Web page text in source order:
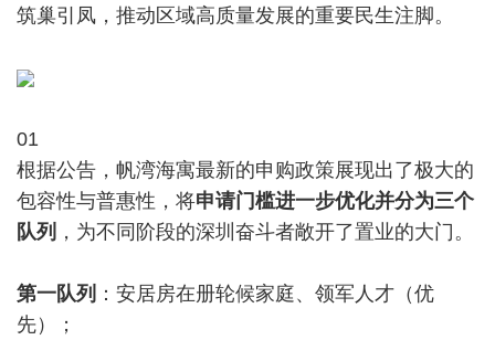
筑巢引凤，推动区域高质量发展的重要民生注脚。
01
根据公告，帆湾海寓最新的申购政策展现出了极大的
包容性与普惠性，将申请门槛进一步优化并分为三个
队列 ，为不同阶段的深圳奋斗者敞开了置业的大门。
第一队列 ：安居房在册轮候家庭、领军人才（优
先）；